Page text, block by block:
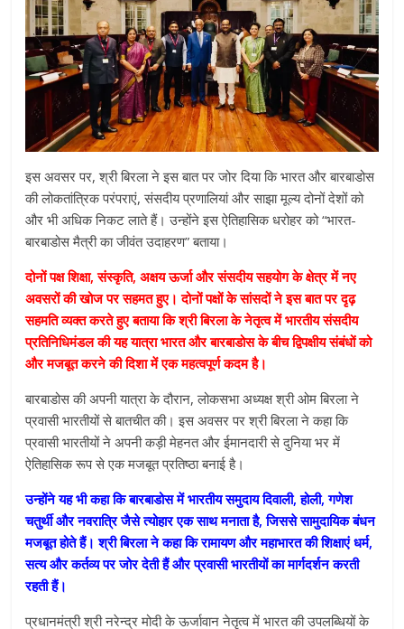
इस अवसर पर, श्री बिरला ने इस बात पर जोर दिया कि भारत और बारबाडोस
की लोकतांत्रिक परंपराएं, संसदीय प्रणालियां और साझा मूल्य दोनों देशों को
और भी अधिक निकट लाते हैं। उन्होंने इस ऐतिहासिक धरोहर को “भारत-
बारबाडोस मैत्री का जीवंत उदाहरण” बताया।
दोनों पक्ष शिक्षा, संस्कृति, अक्षय ऊर्जा और संसदीय सहयोग के क्षेत्र में नए
अवसरों की खोज पर सहमत हुए। दोनों पक्षों के सांसदों ने इस बात पर दृढ़
सहमति व्यक्त करते हुए बताया कि श्री बिरला के नेतृत्व में भारतीय संसदीय
प्रतिनिधिमंडल की यह यात्रा भारत और बारबाडोस के बीच द्विपक्षीय संबंधों को
और मजबूत करने की दिशा में एक महत्वपूर्ण कदम है।
बारबाडोस की अपनी यात्रा के दौरान, लोकसभा अध्यक्ष श्री ओम बिरला ने
प्रवासी भारतीयों से बातचीत की। इस अवसर पर श्री बिरला ने कहा कि
प्रवासी भारतीयों ने अपनी कड़ी मेहनत और ईमानदारी से दुनिया भर में
ऐतिहासिक रूप से एक मजबूत प्रतिष्ठा बनाई है।
उन्होंने यह भी कहा कि बारबाडोस में भारतीय समुदाय दिवाली, होली, गणेश
चतुर्थी और नवरात्रि जैसे त्योहार एक साथ मनाता है, जिससे सामुदायिक बंधन
मजबूत होते हैं। श्री बिरला ने कहा कि रामायण और महाभारत की शिक्षाएं धर्म,
सत्य और कर्तव्य पर जोर देती हैं और प्रवासी भारतीयों का मार्गदर्शन करती
रहती हैं।
प्रधानमंत्री श्री नरेन्द्र मोदी के ऊर्जावान नेतृत्व में भारत की उपलब्धियों के